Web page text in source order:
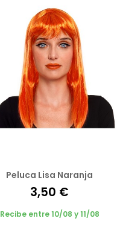
Peluca Lisa Naranja
3,50 €
Recibe entre 10/08 y 11/08